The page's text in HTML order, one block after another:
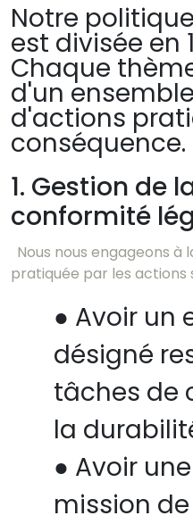
Notre
est divisée en
Chaque
d'un
d'actions
conséquence.
1. Gestion de
conformité
Nous nous engageons à
pratiquée par les actions
● Avoir un
désigné
tâches de
la
● Avoir
mission